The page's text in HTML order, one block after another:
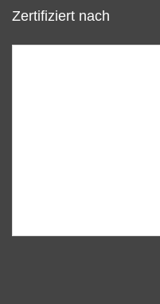
Zertifiziert nach